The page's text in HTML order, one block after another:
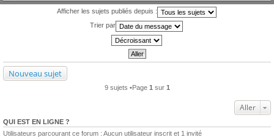
Afficher les sujets publiés depuis :
Trier par
Nouveau sujet
9 sujets •Page 1 sur 1
Aller
QUI EST EN LIGNE ?
Utilisateurs parcourant ce forum : Aucun utilisateur inscrit et 1 invité